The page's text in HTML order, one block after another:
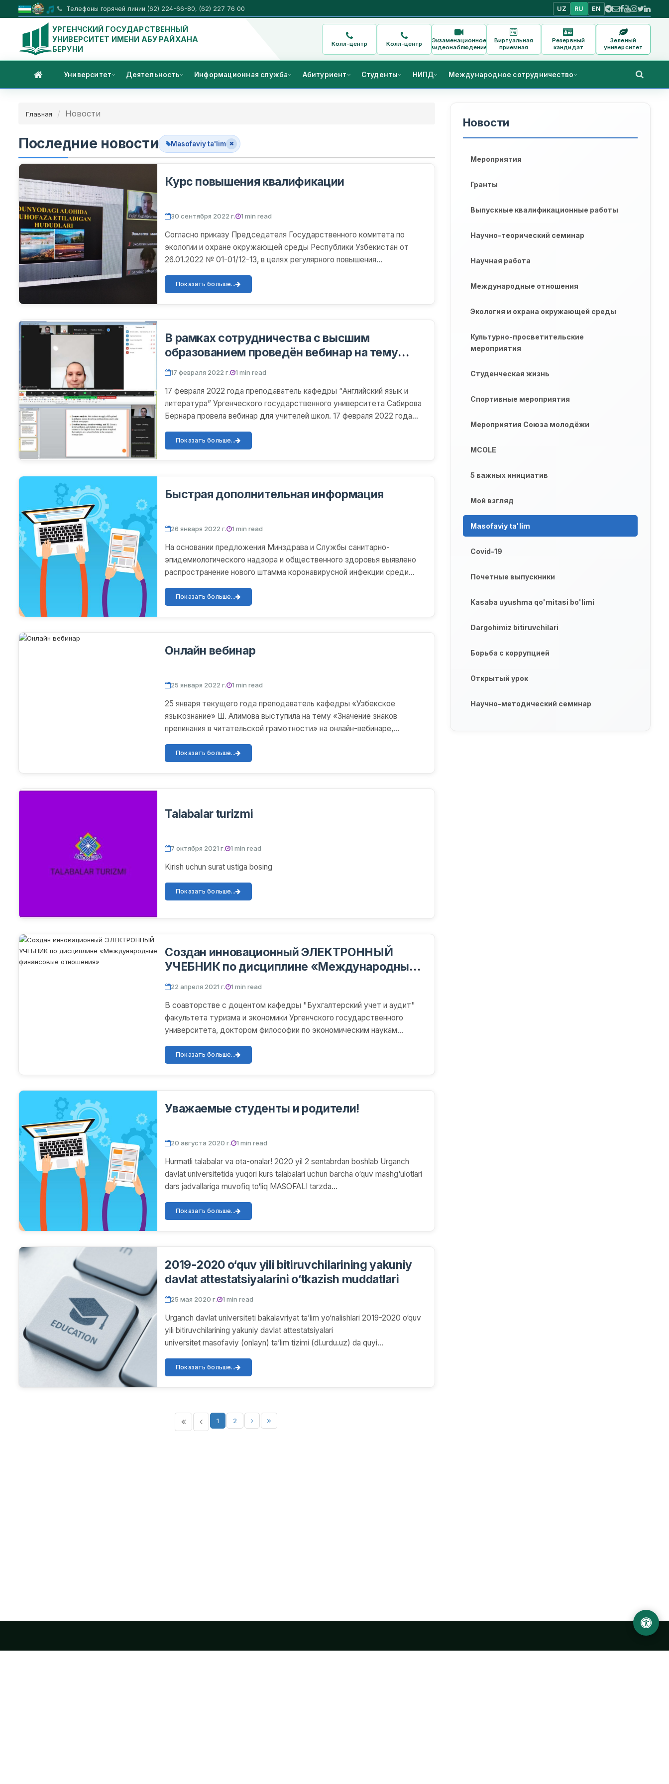
Телефоны горячей линии (62) 224-66-80, (62) 227 76 00 UZ RU EN
УРГЕНЧСКИЙ ГОСУДАРСТВЕННЫЙ
УНИВЕРСИТЕТ ИМЕНИ АБУ РАЙХАНА
БЕРУНИ
Колл-центр Колл-центр
Экзаменационное
видеонаблюдение
Виртуальная
приемная
Резервный
кандидат
Зеленый
университет
Университет Деятельность Информационная служба Абитуриент Студенты НИПД Международное сотрудничество
Главная Новости
Последние новости Masofaviy ta'lim
Курс повышения квалификации
30 сентября 2022 г. 1 min read
Согласно приказу Председателя Государственного комитета по
экологии и охране окружающей среды Республики Узбекистан от
26.01.2022 № 01-01/12-13, в целях регулярного повышения
Показать больше...
В рамках сотрудничества с высшим
образованием проведён вебинар на тему
“Classroom management”.
17 февраля 2022 г. 1 min read
17 февраля 2022 года преподаватель кафедры “Английский язык и
литература” Ургенческого государственного университета Сабирова
Бернара провела вебинар для учителей школ. 17 февраля 2022 года
Показать больше...
Быстрая дополнительная информация
26 января 2022 г. 1 min read
На основании предложения Минздрава и Службы санитарно-
эпидемиологического надзора и общественного здоровья выявлено
распространение нового штамма коронавирусной инфекции среди
Показать больше...
Онлайн вебинар
25 января 2022 г. 1 min read
25 января текущего года преподаватель кафедры «Узбекское
языкознание» Ш. Алимова выступила на тему «Значение знаков
препинания в читательской грамотности» на онлайн-вебинаре,
Показать больше...
Talabalar turizmi
7 октября 2021 г. 1 min read
Kirish uchun surat ustiga bosing
Показать больше...
Создан инновационный ЭЛЕКТРОННЫЙ
УЧЕБНИК по дисциплине «Международные
финансовые отношения»
22 апреля 2021 г. 1 min read
В соавторстве с доцентом кафедры "Бухгалтерский учет и аудит"
факультета туризма и экономики Ургенчского государственного
университета, доктором философии по экономическим наукам
Показать больше...
Уважаемые студенты и родители!
20 августа 2020 г. 1 min read
Hurmatli talabalar va ota-onalar! 2020 yil 2 sentabrdan boshlab Urganch
davlat universitetida yuqori kurs talabalari uchun barcha o‘quv mashg‘ulotlari
dars jadvallariga muvofiq to‘liq MASOFALI tarzda...
Показать больше...
2019-2020 o‘quv yili bitiruvchilarining yakuniy
davlat attestatsiyalarini o‘tkazish muddatlari
25 мая 2020 г. 1 min read
Urganch davlat universiteti bakalavriyat ta’lim yo‘nalishlari 2019-2020 o‘quv
yili bitiruvchilarining yakuniy davlat attestatsiyalari
universitet masofaviy (onlayn) ta’lim tizimi (dl.urdu.uz) da quyi...
Показать больше...
1 2
Новости
Мероприятия
Гранты
Выпускные квалификационные работы
Научно-теорический семинар
Научная работа
Международные отношения
Экология и охрана окружающей среды
Культурно-просветительские
мероприятия
Студенческая жизнь
Спортивные мероприятия
Мероприятия Союза молодёжи
MCOLE
5 важных инициатив
Мой взгляд
Masofaviy ta'lim
Covid-19
Почетные выпускники
Kasaba uyushma qo'mitasi bo'limi
Dargohimiz bitiruvchilari
Борьба с коррупцией
Открытый урок
Научно-методический семинар